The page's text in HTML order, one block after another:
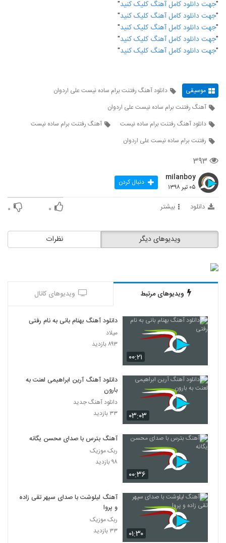
"جهت دانلود کامل آهنگ کلیک کنید"
"جهت دانلود کامل آهنگ کلیک کنید"
"جهت دانلود کامل آهنگ کلیک کنید"
"جهت دانلود کامل آهنگ کلیک کنید"
"جهت دانلود کامل آهنگ کلیک کنید"
موسیقی
دانلود آهنگ رفتنت برام ساده نیست علی اردوان
آهنگ رفتنت برام ساده نیست علی اردوان
دانلود آهنگ رفتنت برام ساده نیست
آهنگ رفتنت برام ساده نیست
رفتنت برام ساده نیست علی اردوان
۳۹۳
milanboy
۰۵ تیر ۱۳۹۸ دنبال کردن
دانلود بیشتر ۰ ۰
نظرات ویدیوهای دیگر
ویدیوهای مرتبط ویدیوهای کانال
۰۰:۲۱
دانلود آهنگ بهنام بانی به نام رفتی
میلاد
۸۹۳ بازدید
۰۳:۰۳
دانلود آهنگ آرین ابراهیمی لعنت به
بارون
دانلود آهنگ جدید
۳۳ بازدید
۰۰:۳۶
آهنگ بترس با صدای محسن یگانه
ربک موزیک
۹۸ بازدید
۰۱:۳۰
آهنگ لیلوشت با صدای سپهر تقی زاده
و پروا
ربک موزیک
۳۳ بازدید